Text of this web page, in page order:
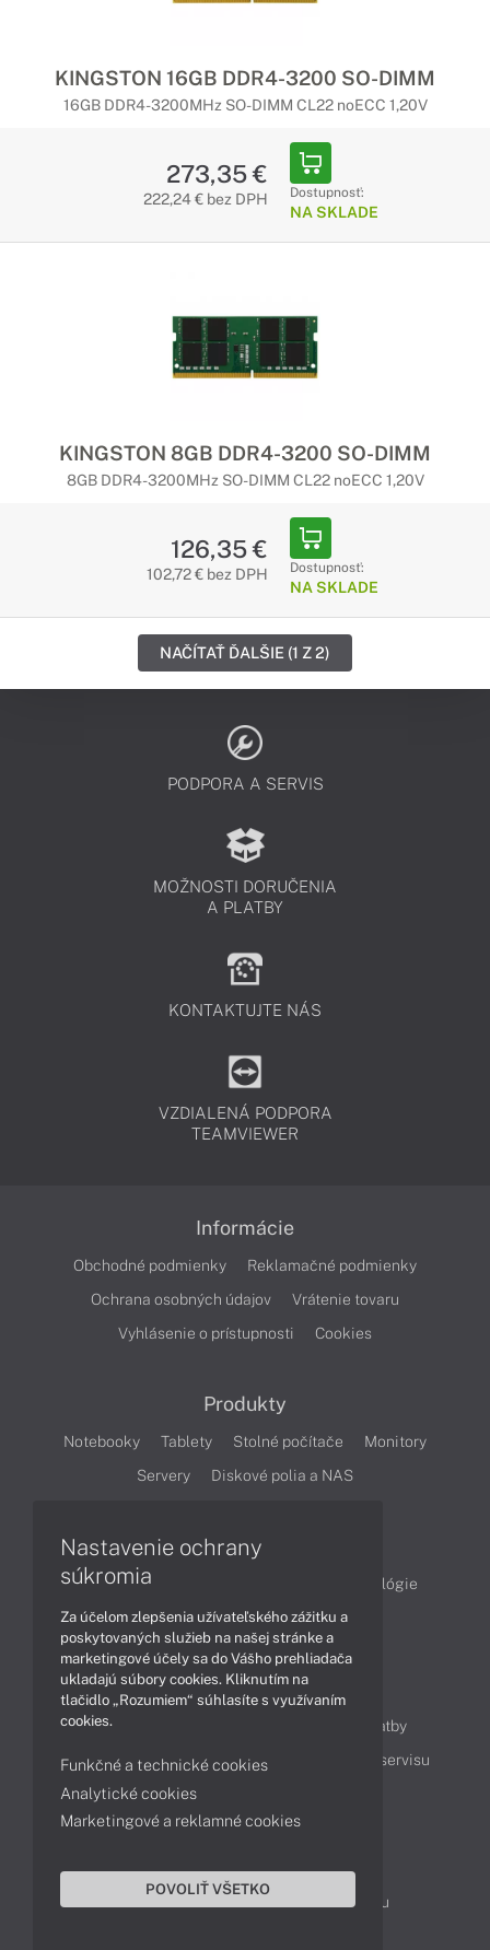
KINGSTON 16GB DDR4-3200 SO-DIMM
16GB DDR4-3200MHz SO-DIMM CL22 noECC 1,20V
273,35 €
222,24 € bez DPH Dostupnosť:
NA SKLADE
KINGSTON 8GB DDR4-3200 SO-DIMM
8GB DDR4-3200MHz SO-DIMM CL22 noECC 1,20V
126,35 €
102,72 € bez DPH Dostupnosť:
NA SKLADE
NAČÍTAŤ ĎALŠIE (1 Z 2)
PODPORA A SERVIS
MOŽNOSTI DORUČENIA
A PLATBY
KONTAKTUJTE NÁS
VZDIALENÁ PODPORA
TEAMVIEWER
Informácie
Obchodné podmienky
Reklamačné podmienky
Ochrana osobných údajov
Vrátenie tovaru
Vyhlásenie o prístupnosti
Cookies
Produkty
Notebooky Tablety Stolné počítače
Monitory
Servery
Diskové polia a NAS
Články
Obchodné informácie
Technológie
Videá
Obsah
Ako nakupovať
Možnosti doručenia a platby
Podpora a servis
Servisné služby Cenník servisu
Kontakty
043 4224 771
Obchodné oddelenie
Reklamácia tovaru
Nastavenie ochrany
súkromia
Za účelom zlepšenia užívateľského zážitku a
poskytovaných služieb na našej stránke a
marketingové účely sa do Vášho prehliadača
ukladajú súbory cookies. Kliknutím na
tlačidlo „Rozumiem“ súhlasíte s využívaním
cookies.
Funkčné a technické cookies
Analytické cookies
Marketingové a reklamné cookies
POVOLIŤ VŠETKO